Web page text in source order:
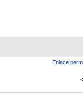
Enlace